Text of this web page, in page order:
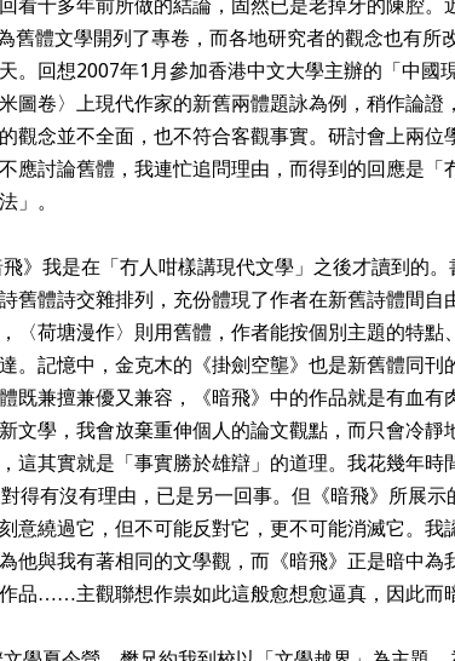
看十多年前所做的結論，固然已是老掉牙的陳腔。
舊體文學開列了專卷，而各地研究者的觀念也有所
。回想2007年1月參加香港中文大學主辦的「中國
圖卷〉上現代作家的新舊兩體題詠為例，稍作論證
觀念並不全面，也不符合客觀事實。研討會上兩位
應討論舊體，我連忙追問理由，而得到的回應是「
」。
》我是在「冇人咁樣講現代文學」之後才讀到的
舊體詩交雜排列，充份體現了作者在新舊詩體間自
〈荷塘漫作〉則用舊體，作者能按個別主題的特點
。記憶中，金克木的《掛劍空壟》也是新舊體同刊
既兼擅兼優又兼容，《暗飛》中的作品就是有血有
文學，我會放棄重伸個人的論文觀點，而只會冷靜
這其實就是「事實勝於雄辯」的道理。我花幾年時
有沒有理由，已是另一回事。但《暗飛》所展示
意繞過它，但不可能反對它，更不可能消滅它。我
他與我有著相同的文學觀，而《暗飛》正是暗中為
品……主觀聯想作祟如此這般愈想愈逼真，因此而